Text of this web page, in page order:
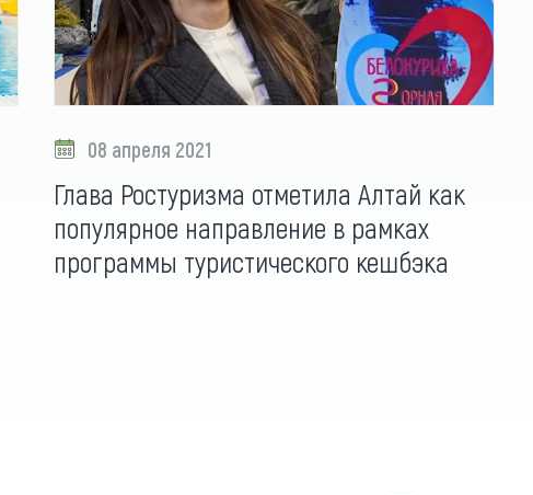
08 апреля 2021
Глава Ростуризма отметила Алтай как
популярное направление в рамках
программы туристического кешбэка